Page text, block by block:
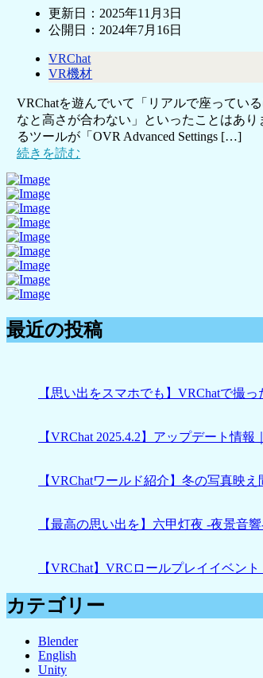
更新日： 2025年11月3日
公開日： 2024年7月16日
VRChat
VR機材
VRChatを遊んでいて「リアルで座ってい
なと高さが合わない」といったことはあ
るツールが「OVR Advanced Settings […]
続きを読む
最近の投稿
【思い出をスマホでも】VRChatで撮
【VRChat 2025.4.2】アップデート情
【VRChatワールド紹介】冬の写真映
【最高の思い出を】六甲灯夜 -夜景音
【VRChat】VRCロールプレイイベン
カテゴリー
Blender
English
Unity